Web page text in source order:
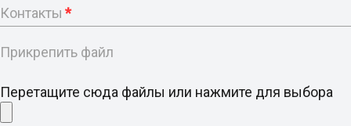
Контакты *
Прикрепить файл
Перетащите сюда файлы или нажмите для выбора